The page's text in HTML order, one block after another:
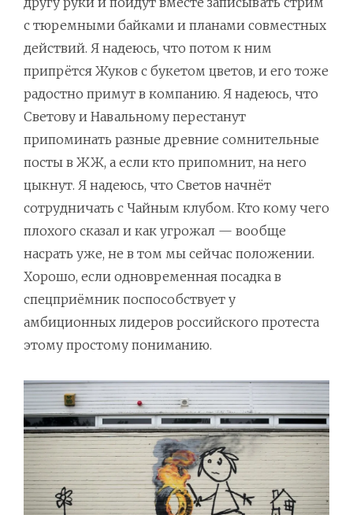
с тюремными байками и планами совместных
действий. Я надеюсь, что потом к ним
припрётся Жуков с букетом цветов, и его тоже
радостно примут в компанию. Я надеюсь, что
Светову и Навальному перестанут
припоминать разные древние сомнительные
посты в ЖЖ, а если кто припомнит, на него
цыкнут. Я надеюсь, что Светов начнёт
сотрудничать с Чайным клубом. Кто кому чего
плохого сказал и как угрожал — вообще
насрать уже, не в том мы сейчас положении.
Хорошо, если одновременная посадка в
спецприёмник поспособствует у
амбиционных лидеров российского протеста
этому простому пониманию.